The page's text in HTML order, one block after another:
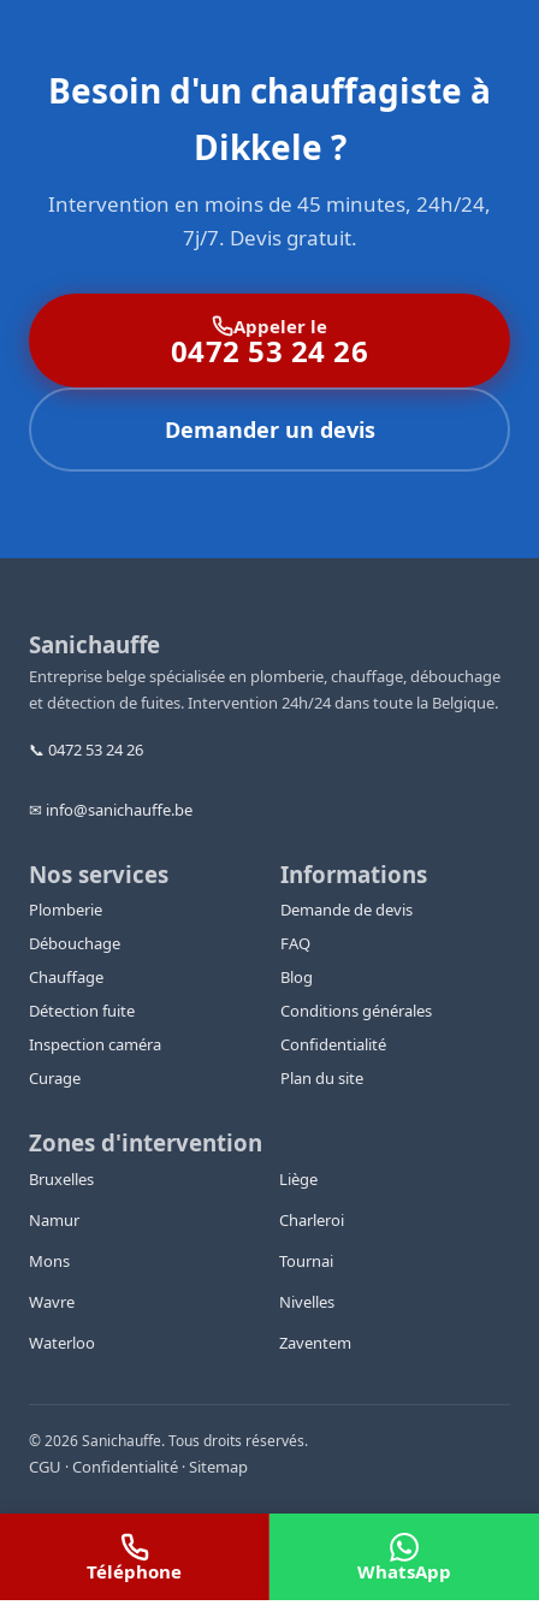
Besoin d'un chauffagiste à
Dikkele ?
Intervention en moins de 45 minutes, 24h/24,
7j/7. Devis gratuit.
Appeler le
0472 53 24 26
Demander un devis
Sanichauffe
Entreprise belge spécialisée en plomberie, chauffage, débouchage
et détection de fuites. Intervention 24h/24 dans toute la Belgique.
📞 0472 53 24 26
✉ info@sanichauffe.be
Nos services
Plomberie
Débouchage
Chauffage
Détection fuite
Inspection caméra
Curage
Informations
Demande de devis
FAQ
Blog
Conditions générales
Confidentialité
Plan du site
Zones d'intervention
Bruxelles
Liège
Namur
Charleroi
Mons
Tournai
Wavre
Nivelles
Waterloo
Zaventem
©2026Sanichauffe. Tous droits réservés.
CGU ·Confidentialité ·Sitemap